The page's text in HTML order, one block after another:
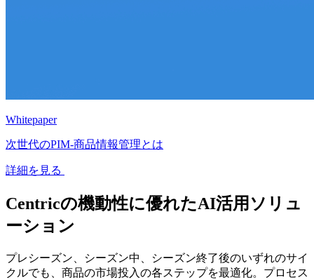
Whitepaper
次世代のPIM‐商品情報管理とは
詳細を見る
Centricの機動性に優れたAI活用ソリュ
ーション
プレシーズン、シーズン中、シーズン終了後のいずれのサイ
クルでも、商品の市場投入の各ステップを最適化。プロセス